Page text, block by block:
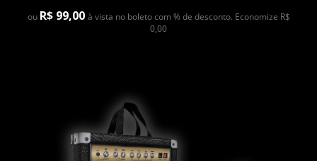
ou R$ 99,00 à vista no boleto com % de desconto. Economize R$
0,00